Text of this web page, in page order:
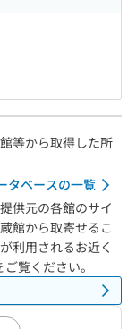
等から取得した所
タベースの一覧
供元の各館のサイ
館から取寄せるこ
利用されるお近く
ご覧ください。